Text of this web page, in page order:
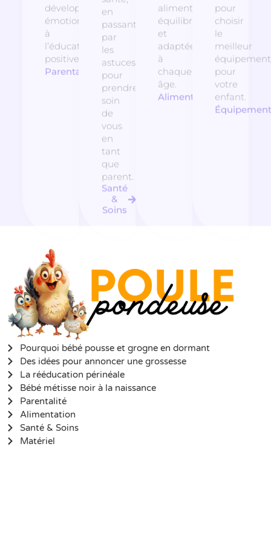
développement
émotionnel
à
l’éducation
positive.
Parentalité
en
passant
par
les
astuces
pour
prendre
soin
de
vous
en
tant
que
parent.
Santé
&
Soins
alimentation
équilibrée
et
adaptée
à
chaque
âge.
Alimentation
pour
choisir
le
meilleur
équipement
pour
votre
enfant.
Équipement
Pourquoi bébé pousse et grogne en dormant
Des idées pour annoncer une grossesse
La rééducation périnéale
Bébé métisse noir à la naissance
Parentalité
Alimentation
Santé & Soins
Matériel